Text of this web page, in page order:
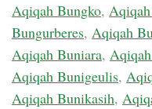
Aqiqah Bungko,
Bungurberes, Aqiqah
Aqiqah Buniara,
Aqiqah Bunigeulis,
Aqiqah Bunikasih,